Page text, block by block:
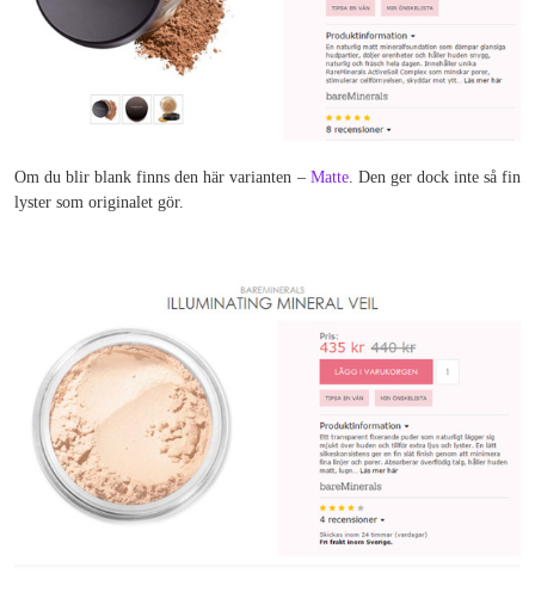
Om du blir blank finns den här varianten – Matte. Den ger dock inte så fin
lyster som originalet gör.